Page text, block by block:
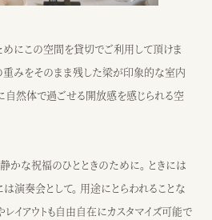
にこの空間を貸切でご利用して頂けま
重みをそのまま残した梁が印象的な室内
自然体で過ごせる開放感を感じられる空
かな祝福のひとときのために。 ときには
演奏会として。 用途にとらわれることな
イアウトも自由自在にカスタマイズ可能で